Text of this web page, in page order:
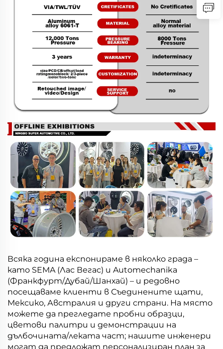
Всяка година експонираме в няколко града –
като SEMA (Лас Вегас) и Automechanika
(Франкфурт/Дубай/Шанхай) – и редовно
посещаваме клиенти в Съединените щати,
Мексико, Австралия и други страни. На място
можете да прегледате пробни образци,
цветови палитри и демонстрации на
дълбочината/леката част; нашите инженери
могат да предложат персонализиран план за